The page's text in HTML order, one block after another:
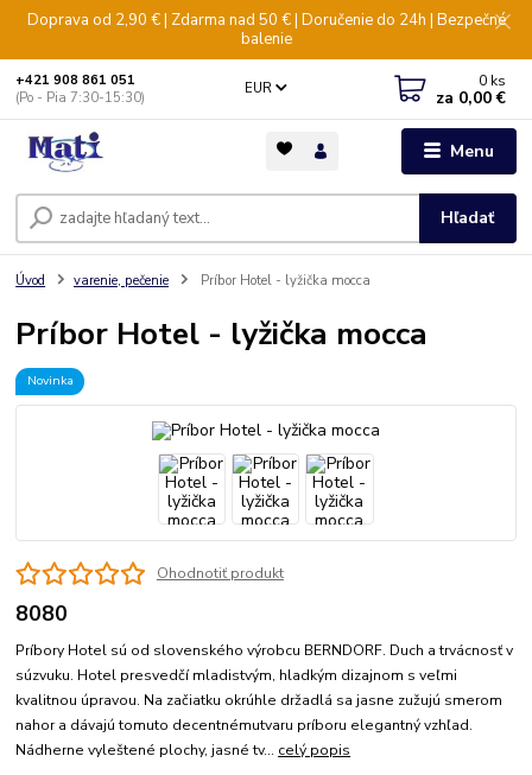
Doprava od 2,90 € | Zdarma nad 50 € | Doručenie do 24h | Bezpečné
balenie
Menu
EUR
Hľadať
+421 908 861 051
(Po - Pia 7:30-15:30)
0 ks
za 0,00 €
Úvod varenie, pečenie Príbor Hotel - lyžička mocca
Príbor Hotel - lyžička mocca
Novinka
Ohodnotiť produkt
8080
Príbory Hotel sú od slovenského výrobcu BERNDORF. Duch a trvácnosť v
súzvuku. Hotel presvedčí mladistvým, hladkým dizajnom s veľmi
kvalitnou úpravou. Na začiatku okrúhle držadlá sa jasne zužujú smerom
nahor a dávajú tomuto decentnémutvaru príboru elegantný vzhľad.
Nádherne vyleštené plochy, jasné tv... celý popis